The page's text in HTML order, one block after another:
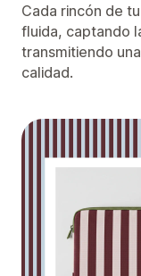
Cada rincón de
fluida, captando
transmitiendo
calidad.